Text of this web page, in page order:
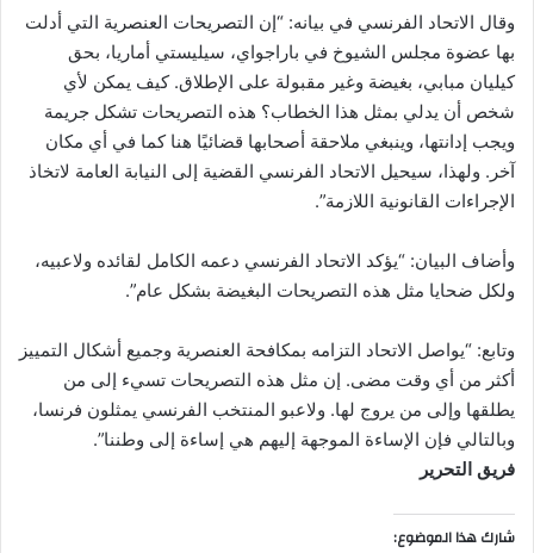
وقال الاتحاد الفرنسي في بيانه: “إن التصريحات العنصرية التي أدلت
بها عضوة مجلس الشيوخ في باراجواي، سيليستي أماريا، بحق
كيليان مبابي، بغيضة وغير مقبولة على الإطلاق. كيف يمكن لأي
شخص أن يدلي بمثل هذا الخطاب؟ هذه التصريحات تشكل جريمة
ويجب إدانتها، وينبغي ملاحقة أصحابها قضائيًا هنا كما في أي مكان
آخر. ولهذا، سيحيل الاتحاد الفرنسي القضية إلى النيابة العامة لاتخاذ
الإجراءات القانونية اللازمة”.
وأضاف البيان: “يؤكد الاتحاد الفرنسي دعمه الكامل لقائده ولاعبيه،
ولكل ضحايا مثل هذه التصريحات البغيضة بشكل عام”.
وتابع: “يواصل الاتحاد التزامه بمكافحة العنصرية وجميع أشكال التمييز
أكثر من أي وقت مضى. إن مثل هذه التصريحات تسيء إلى من
يطلقها وإلى من يروج لها. ولاعبو المنتخب الفرنسي يمثلون فرنسا،
وبالتالي فإن الإساءة الموجهة إليهم هي إساءة إلى وطننا”.
فريق التحرير
شارك هذا الموضوع: